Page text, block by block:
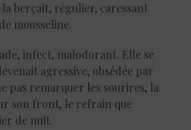
berçait, régulier, caressant
mousseline.
infect, malodorant. Elle se
agressive, obsédée par
pas remarquer les sourires, la
son front, le refrain que
de nuit.